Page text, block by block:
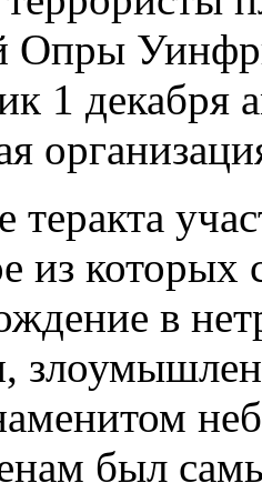
Опры
1 декабря
теракта
из которых
в
был